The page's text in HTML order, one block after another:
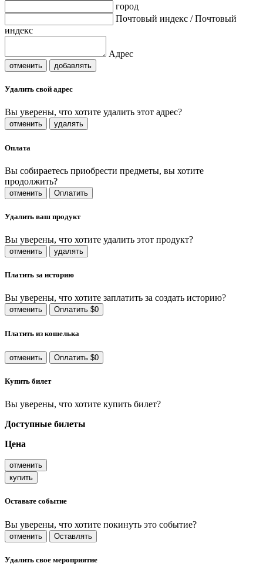
город
Почтовый индекс / Почтовый
индекс
Адрес
отменить добавлять
Удалить свой адрес
Вы уверены, что хотите удалить этот адрес?
отменить удалять
Оплата
Вы собираетесь приобрести предметы, вы хотите
продолжить?
отменить Оплатить
Удалить ваш продукт
Вы уверены, что хотите удалить этот продукт?
отменить удалять
Платить за историю
Вы уверены, что хотите заплатить за создать историю?
отменить Оплатить $0
Платить из кошелька
отменить Оплатить $0
Купить билет
Вы уверены, что хотите купить билет?
Доступные билеты
Цена
отменить
купить
Оставьте событие
Вы уверены, что хотите покинуть это событие?
отменить Оставлять
Удалить свое мероприятие